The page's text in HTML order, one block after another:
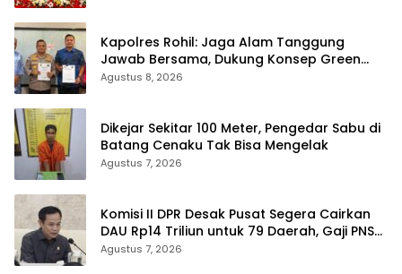
Kapolres Rohil: Jaga Alam Tanggung
Jawab Bersama, Dukung Konsep Green
Policing
Agustus 8, 2026
Dikejar Sekitar 100 Meter, Pengedar Sabu di
Agustus 7, 2026
Komisi II DPR Desak Pusat Segera Cairkan
DAU Rp14 Triliun untuk 79 Daerah, Gaji PNS
Terancam Telat
Agustus 7, 2026